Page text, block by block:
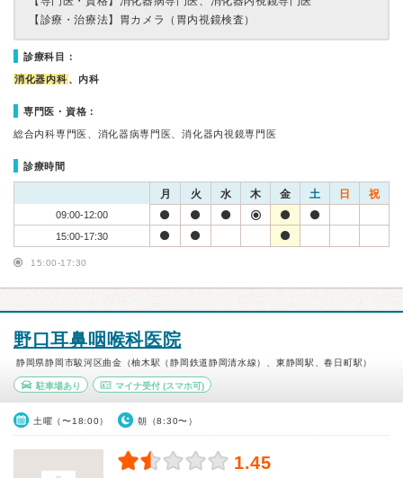
【診療・治療法】 胃カメラ（胃内視鏡検査）
診療科目：
消化器内科 、内科
専門医・資格：
総合内科専門医、消化器病専門医、消化器内視鏡専門医
診療時間
月 火 水 木 金 土 日 祝
09:00-12:00
15:00-17:30
15:00-17:30
野口耳鼻咽喉科医院
静岡県静岡市駿河区曲金（柚木駅（静岡鉄道静岡清水線）、東静岡駅、春日町駅）
駐車場あり マイナ受付(スマホ可)
土曜（〜18:00） 朝（8:30〜）
1.45